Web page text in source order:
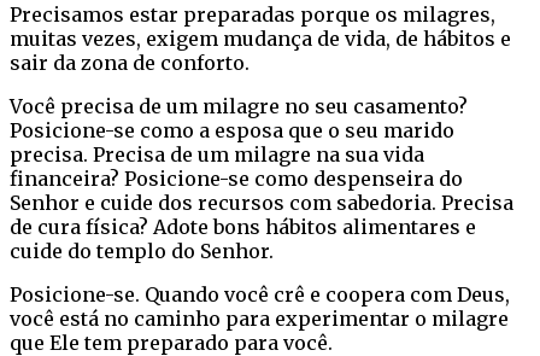
Precisamos estar preparadas porque os milagres,
muitas vezes, exigem mudança de vida, de hábitos e
sair da zona de conforto.
Você precisa de um milagre no seu casamento?
Posicione-se como a esposa que o seu marido
precisa. Precisa de um milagre na sua vida
financeira? Posicione-se como despenseira do
Senhor e cuide dos recursos com sabedoria. Precisa
de cura física? Adote bons hábitos alimentares e
cuide do templo do Senhor.
Posicione-se. Quando você crê e coopera com Deus,
você está no caminho para experimentar o milagre
que Ele tem preparado para você.